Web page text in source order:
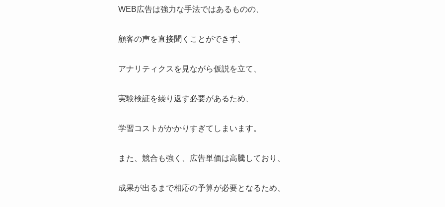
WEB広告は強力な手法ではあるものの、
顧客の声を直接聞くことができず、
アナリティクスを見ながら仮説を立て、
実験検証を繰り返す必要があるため、
学習コストがかかりすぎてしまいます。
また、競合も強く、広告単価は高騰しており、
成果が出るまで相応の予算が必要となるため、